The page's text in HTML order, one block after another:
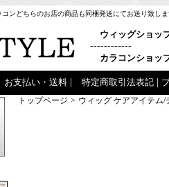
ンどちらのお店の商品も同梱発送にてお送り致し
ウィッグショッ
------------
カラコンショッ
お支払い・送料 特定商取引法表記
トップページ > ウィッグ ケアアイテム/